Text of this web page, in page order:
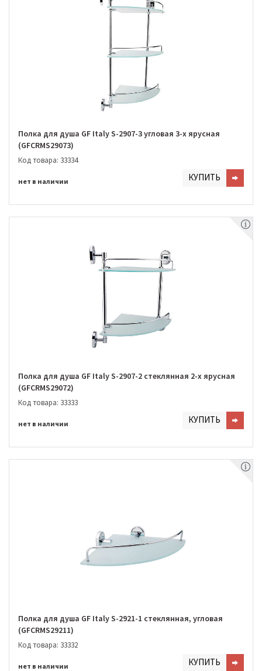
Полка для душа GF Italy S-2907-3 угловая 3-х ярусная
(GFCRMS29073)
Код товара: 33334
нет в наличии КУПИТЬ
Полка для душа GF Italy S-2907-2 стеклянная 2-х ярусная
(GFCRMS29072)
Код товара: 33333
нет в наличии КУПИТЬ
Полка для душа GF Italy S-2921-1 стеклянная, угловая
(GFCRMS29211)
Код товара: 33332
нет в наличии КУПИТЬ